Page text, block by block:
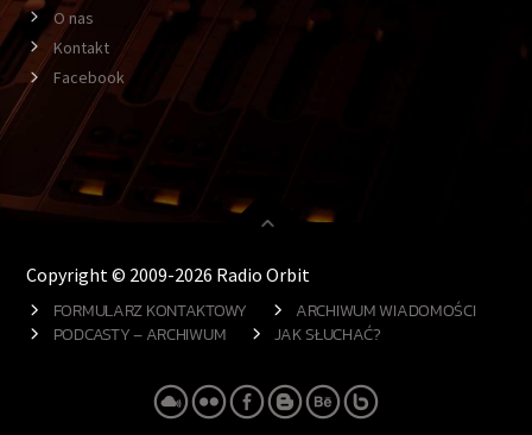
O nas
Kontakt
Facebook
Copyright © 2009-2026 Radio Orbit
FORMULARZ KONTAKTOWY
ARCHIWUM WIADOMOŚCI
PODCASTY – ARCHIWUM
JAK SŁUCHAĆ?